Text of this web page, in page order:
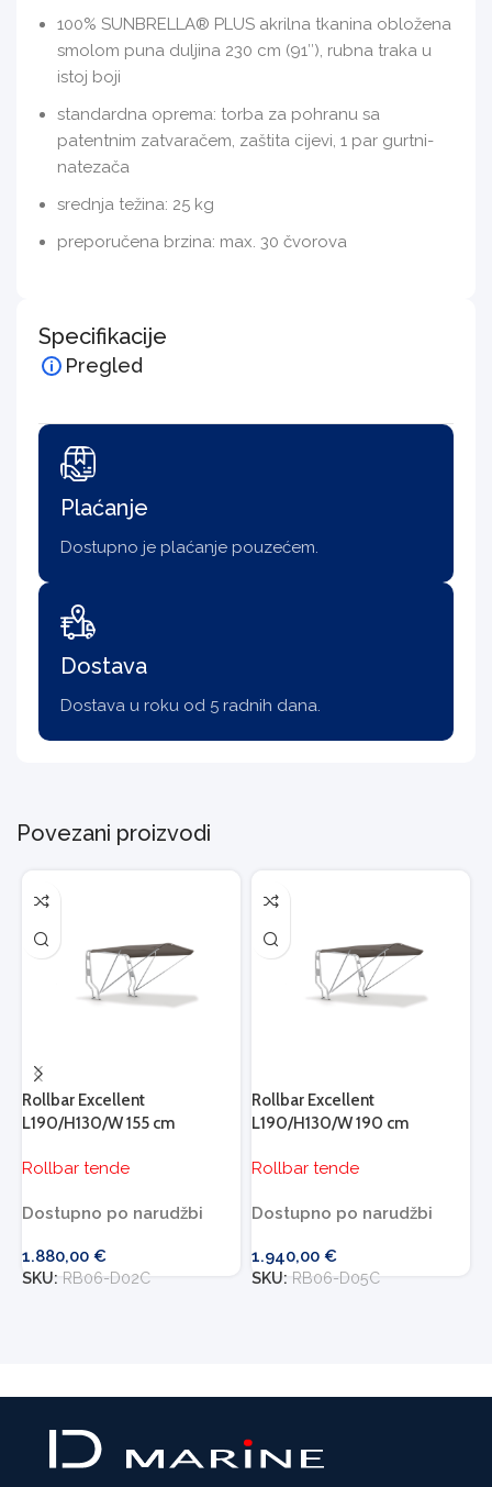
100% SUNBRELLA® PLUS akrilna tkanina obložena
smolom puna duljina 230 cm (91″), rubna traka u
istoj boji
standardna oprema: torba za pohranu sa
patentnim zatvaračem, zaštita cijevi, 1 par gurtni-
natezača
srednja težina: 25 kg
preporučena brzina: max. 30 čvorova
Specifikacije
Pregled
Plaćanje
Dostupno je plaćanje pouzećem.
Dostava
Dostava u roku od 5 radnih dana.
Povezani proizvodi
Rollbar Excellent
L190/H130/W 155 cm
Rollbar tende
Dostupno po narudžbi
1.880,00 €
SKU: RB06-D02C
Rollbar Excellent
L190/H130/W 190 cm
Rollbar tende
Dostupno po narudžbi
1.940,00 €
SKU: RB06-D05C